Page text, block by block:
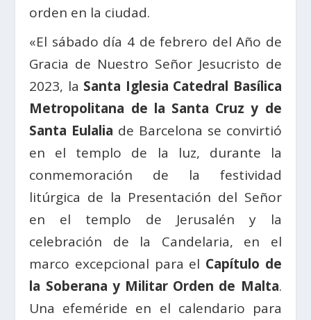
orden en la ciudad.
«El sábado día 4 de febrero del Año de
Gracia de Nuestro Señor Jesucristo de
2023, la Santa Iglesia Catedral Basílica
Metropolitana de la Santa Cruz y de
Santa Eulalia de Barcelona se convirtió
en el templo de la luz, durante la
conmemoración de la festividad
litúrgica de la Presentación del Señor
en el templo de Jerusalén y la
celebración de la Candelaria, en el
marco excepcional para el Capítulo de
la Soberana y Militar Orden de Malta.
Una efeméride en el calendario para